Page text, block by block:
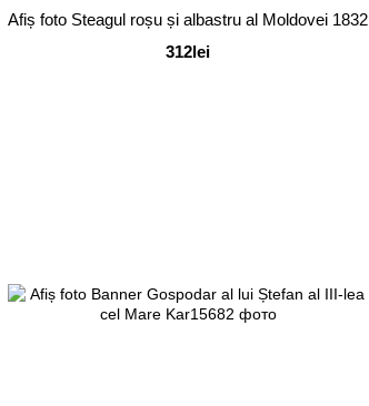
Afiș foto Steagul roșu și albastru al Moldovei 1832
312lei